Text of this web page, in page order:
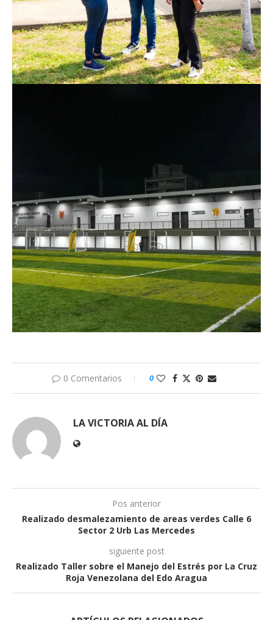
0 Comentarios 0
LA VICTORIA AL DÍA
Pos anterior
Realizado desmalezamiento de areas verdes Calle 6
Sector 2 Urb Las Mercedes
siguiente post
Realizado Taller sobre el Manejo del Estrés por La Cruz
Roja Venezolana del Edo Aragua